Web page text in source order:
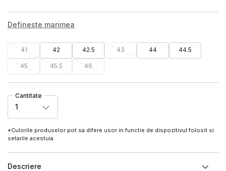
Defineste marimea
41 42 42.5 43 44 44.5
45 45.5 46
Cantitate
1
*Culorile produselor pot sa difere usor in functie de dispozitivul folosit si
setarile acestuia.
Descriere